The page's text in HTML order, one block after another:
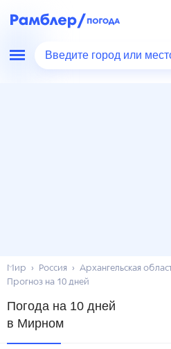
Введите город или
Мир Россия Архангельская
Прогноз на 10 дней
Погода на 10 дней
в Мирном